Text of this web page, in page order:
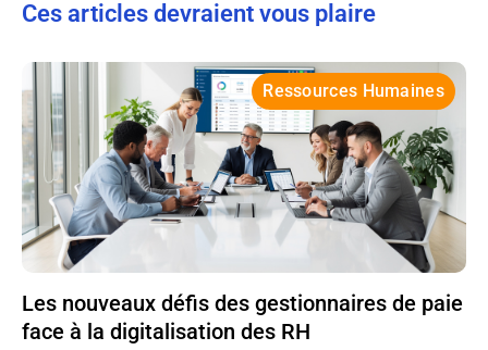
Ces articles devraient vous plaire
Ressources Humaines
Les nouveaux défis des gestionnaires de paie
face à la digitalisation des RH